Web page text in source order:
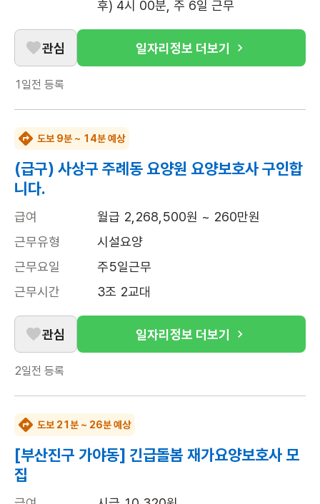
후) 4시 00분, 주 6일 근무
관심 일자리정보 더보기
1일전 등록
도보 9분 ~ 14분 예상
(급구) 사상구 주례동 요양원 요양보호사 구인합
니다.
급여
월급 2,268,500원 ~ 260만원
근무유형
시설요양
근무요일
주5일근무
근무시간
3조 2교대
관심 일자리정보 더보기
2일전 등록
도보 21분 ~ 26분 예상
[부산진구 가야동] 긴급돌봄 재가요양보호사 모
집